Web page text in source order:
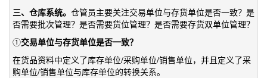
三、仓库系统。 仓管员主要关注交易单位与存货单位是否一致？是
否需要批次管理？是否需要货位管理？是否需要存货双单位管理？
①交易单位与存货单位是否一致？
在货品资料中定义了库存单位/采购单位/销售单位，并且定义了采
购单位/销售单位与库存单位的转换关系。